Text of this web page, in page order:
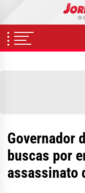
content
Governador
buscas por
assassinato